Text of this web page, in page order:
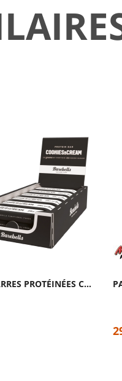
PACK DE 12 BARRES PROTÉINÉES COOKIES ET...